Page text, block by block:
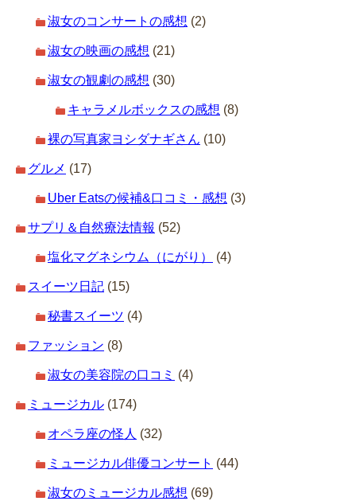
淑女のコンサートの感想 (2)
淑女の映画の感想 (21)
淑女の観劇の感想 (30)
キャラメルボックスの感想 (8)
裸の写真家ヨシダナギさん (10)
グルメ (17)
Uber Eatsの候補&口コミ・感想 (3)
サプリ＆自然療法情報 (52)
塩化マグネシウム（にがり） (4)
スイーツ日記 (15)
秘書スイーツ (4)
ファッション (8)
淑女の美容院の口コミ (4)
ミュージカル (174)
オペラ座の怪人 (32)
ミュージカル俳優コンサート (44)
淑女のミュージカル感想 (69)